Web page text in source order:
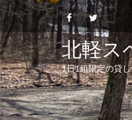
Skip
to
content
北軽ス
1日1組限定の貸